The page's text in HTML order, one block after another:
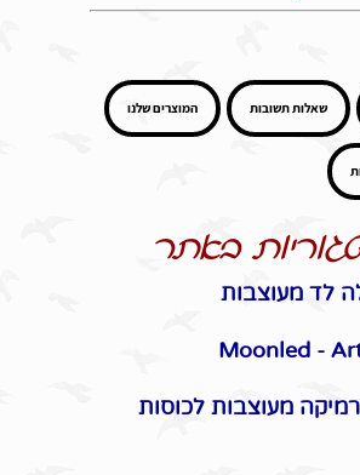
שאלות תשובות המוצרים שלנו
באתר
לד מעוצבות
מעוצבות לכוסות